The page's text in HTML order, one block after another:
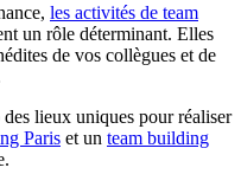
les activités de team
un rôle déterminant. Elles
de vos collègues et de
lieux uniques pour réaliser
Paris et un team building